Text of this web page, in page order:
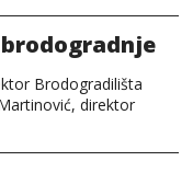
Brodogradilišta
direktor